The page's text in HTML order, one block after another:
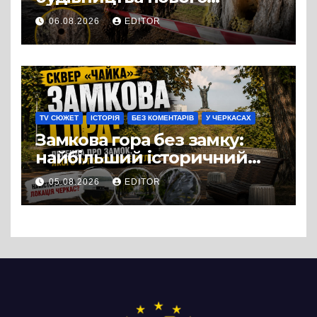
супермаркету VARUS на
проспекті Перемоги всохли
дерева. І це навряд чи
можна назвати
випадковістю
06.08.2026 EDITOR
TV СЮЖЕТ ІСТОРІЯ БЕЗ КОМЕНТАРІВ У ЧЕРКАСАХ
Замкова гора без замку:
найбільший історичний
міф Черкас
05.08.2026 EDITOR